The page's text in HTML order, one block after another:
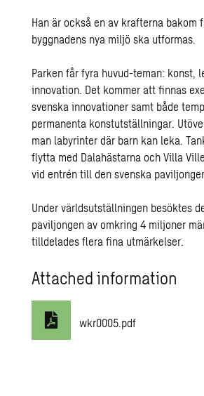
Han är också en av krafterna bakom
byggnadens nya miljö ska utformas.
Parken får fyra huvud-teman: konst,
innovation. Det kommer att finnas
svenska innovationer samt både
permanenta konstutställningar.
man labyrinter där barn kan leka.
flytta med Dalahästarna och Villa
vid entrén till den svenska
Under världsutställningen besöktes
paviljongen av omkring 4 miljoner
tilldelades flera fina utmärkelser.
Attached information
wkr0005.pdf